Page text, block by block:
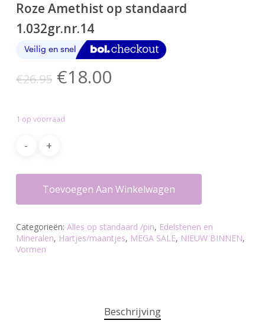
Roze Amethist op standaard
1.032gr.nr.14
€26.95 Oorspronkelijke
was:
€26.95.
€18.00Huidige
1 op voorraad
Toevoegen Aan Winkelwagen
Categorieën: Alles op standaard /pin, Edelstenen en
Mineralen, Hartjes/maantjes, MEGA SALE, NIEUW BINNEN,
Vormen
Beschrijving